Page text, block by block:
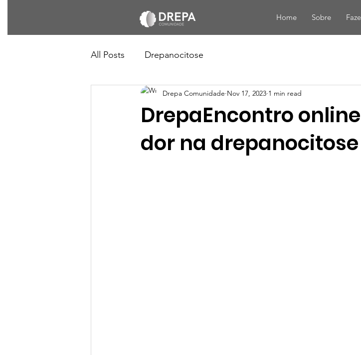
Home Sobre
All Posts Drepanocitose
DrepaEncontro
dor na drepanocitose
Drepa Comunidade Nov 17, 2023 1 min read